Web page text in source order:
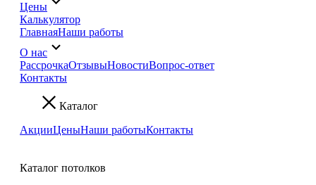
Цены
Калькулятор
ГлавнаяНаши работы
О нас
РассрочкаОтзывыНовостиВопрос-ответ
Контакты
Каталог
АкцииЦеныНаши работыКонтакты
Каталог потолков